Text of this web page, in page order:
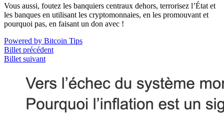
Vous aussi, foutez les banquiers centraux dehors, terrorisez l’État et
les banques en utilisant les cryptomonnaies, en les promouvant et
pourquoi pas, en faisant un don avec !
Powered by Bitcoin Tips
Billet précédent
Billet suivant